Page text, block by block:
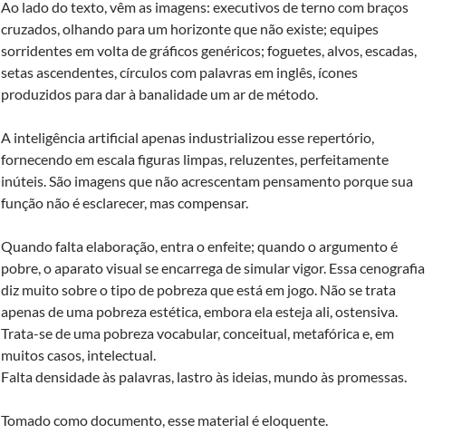
Ao lado do texto, vêm as imagens: executivos de terno com braços
cruzados, olhando para um horizonte que não existe; equipes
sorridentes em volta de gráficos genéricos; foguetes, alvos, escadas,
setas ascendentes, círculos com palavras em inglês, ícones
produzidos para dar à banalidade um ar de método.
A inteligência artificial apenas industrializou esse repertório,
fornecendo em escala figuras limpas, reluzentes, perfeitamente
inúteis. São imagens que não acrescentam pensamento porque sua
função não é esclarecer, mas compensar.
Quando falta elaboração, entra o enfeite; quando o argumento é
pobre, o aparato visual se encarrega de simular vigor. Essa cenografia
diz muito sobre o tipo de pobreza que está em jogo. Não se trata
apenas de uma pobreza estética, embora ela esteja ali, ostensiva.
Trata-se de uma pobreza vocabular, conceitual, metafórica e, em
muitos casos, intelectual.
Falta densidade às palavras, lastro às ideias, mundo às promessas.
Tomado como documento, esse material é eloquente.